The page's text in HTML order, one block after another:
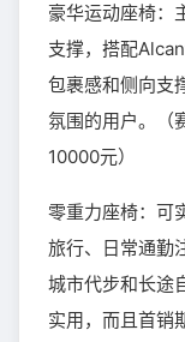
豪华运动座椅：
支撑，搭配
包裹感和侧向支
氛围的用户。（
10000元）
零重力座椅：可
旅行、日常通勤
城市代步和长途
实用，而且首销